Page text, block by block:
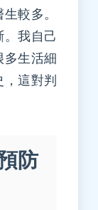
較多。
我自己
生活細
這對判
防